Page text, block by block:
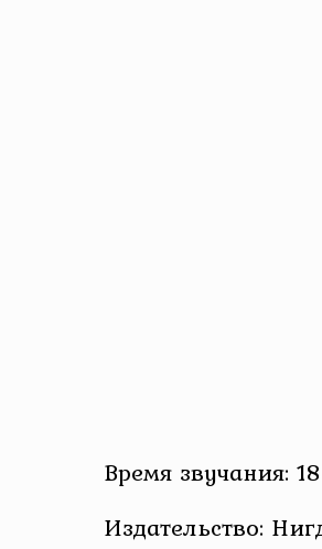
Время звучания:
Издательство: